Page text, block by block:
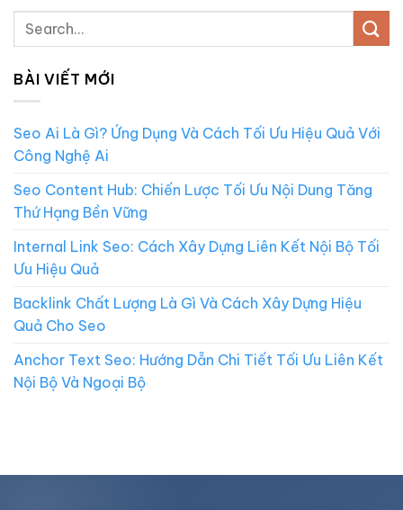
BÀI VIẾT MỚI
Seo Ai Là Gì? Ứng Dụng Và Cách Tối Ưu Hiệu Quả Với
Công Nghệ Ai
Seo Content Hub: Chiến Lược Tối Ưu Nội Dung Tăng
Thứ Hạng Bền Vững
Internal Link Seo: Cách Xây Dựng Liên Kết Nội Bộ Tối
Ưu Hiệu Quả
Backlink Chất Lượng Là Gì Và Cách Xây Dựng Hiệu
Quả Cho Seo
Anchor Text Seo: Hướng Dẫn Chi Tiết Tối Ưu Liên Kết
Nội Bộ Và Ngoại Bộ